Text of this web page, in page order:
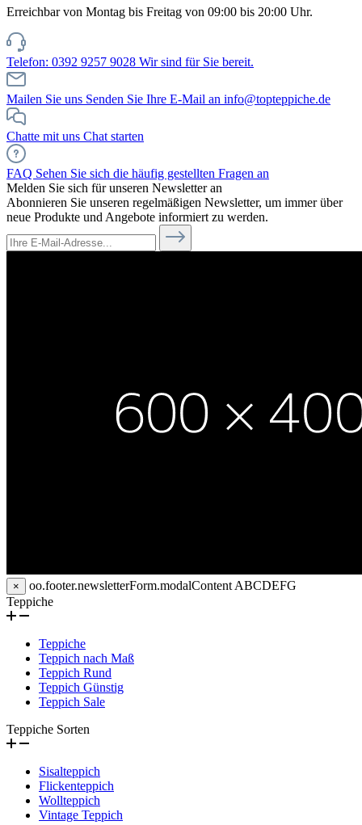
Erreichbar von Montag bis Freitag von 09:00 bis 20:00 Uhr.
Telefon: 0392 9257 9028 Wir sind für Sie bereit.
Mailen Sie uns Senden Sie Ihre E-Mail an info@topteppiche.de
Chatte mit uns Chat starten
FAQ Sehen Sie sich die häufig gestellten Fragen an
Melden Sie sich für unseren Newsletter an
Abonnieren Sie unseren regelmäßigen Newsletter, um immer über
neue Produkte und Angebote informiert zu werden.
× oo.footer.newsletterForm.modalContentABCDEFG
Teppiche
Teppiche
Teppich nach Maß
Teppich Rund
Teppich Günstig
Teppich Sale
Teppiche Sorten
Sisalteppich
Flickenteppich
Wollteppich
Vintage Teppich